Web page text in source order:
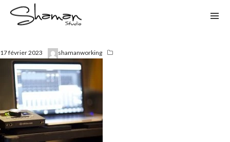
17 février 2023 shamanworking